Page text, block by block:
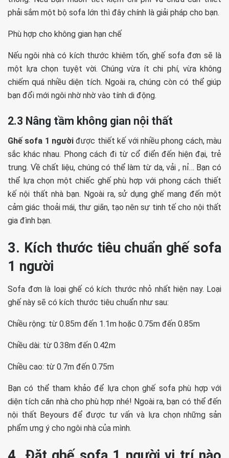
phải sắm một bộ sofa lớn thì đây chính là giải pháp cho bạn.
Phù hợp cho không gian hạn chế
Nếu ngôi nhà có kích thước khiêm tốn, ghế sofa đơn sẽ là
một lựa chọn tuyệt vời. Chúng vừa ít chi phí, vừa không
chiếm quá nhiều diện tích. Ngoài ra, chúng còn có thể giúp
bạn đổi mới ngôi nhờ nhờ vào tính di động.
2.3 Nâng tầm không gian nội thất
Ghế sofa 1 người được thiết kế với nhiều phong cách, màu
sắc khác nhau. Phong cách đi từ cổ điển đến hiện đại, trẻ
trung. Về chất liệu, chúng có thể làm từ da, vải , nỉ… Bạn có
thể lựa chọn một chiếc ghế phù hợp với phong cách thiết
kế nội thất nhà bạn. Ngoài ra, sử dụng ghế mang đến một
cảm giác thoải mái, thư giãn, tạo nên sự tinh tế cho nội thất
gia đình bạn.
3. Kích thước tiêu chuẩn ghế sofa
1 người
Sofa đơn là loại ghế có kích thước nhỏ nhất hiện nay. Loại
ghế này sẽ có kích thước tiêu chuẩn như sau:
Chiều rộng: từ 0.85m đến 1.1m hoặc 0.75m đến 0.85m
Chiều dài: từ 0.38m đến 0.42m
Chiều cao: từ 0.7m đến 0.75m
Bạn có thể tham khảo để lựa chọn ghế sofa phù hợp với
diện tích căn nhà cho phù hợp nhé! Ngoài ra, bạn có thể đến
nội thất Beyours để được tư vấn và lựa chọn những sản
phẩm ưng ý cho ngôi nhà của mình.